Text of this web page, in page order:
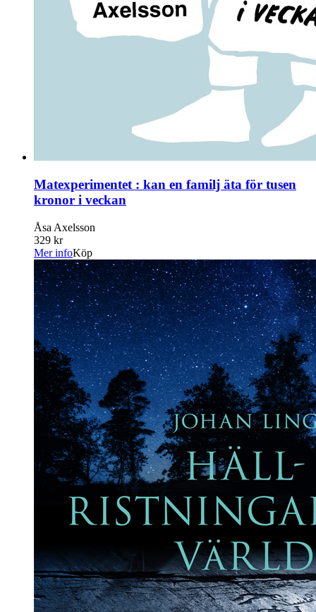
Matexperimentet : kan en familj äta för tusen
kronor i veckan
Åsa Axelsson
329 kr
Mer infoKöp